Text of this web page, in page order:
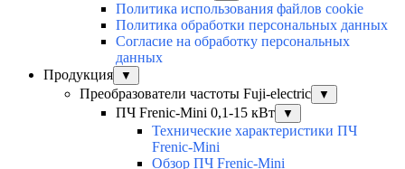
Политика использования файлов cookie
Политика обработки персональных данных
Согласие на обработку персональных
данных
Продукция
▼
Преобразователи частоты Fuji-electric ▼
ПЧ Frenic-Mini 0,1-15 кВт ▼
Технические характеристики ПЧ
Frenic-Mini
Обзор ПЧ Frenic-Mini